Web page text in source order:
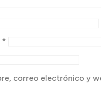
*
correo electrónico y